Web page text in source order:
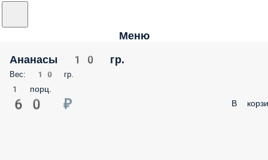
Меню
Ананасы 10 гр.
Вес: 10 гр.
1 порц.
60 ₽ В